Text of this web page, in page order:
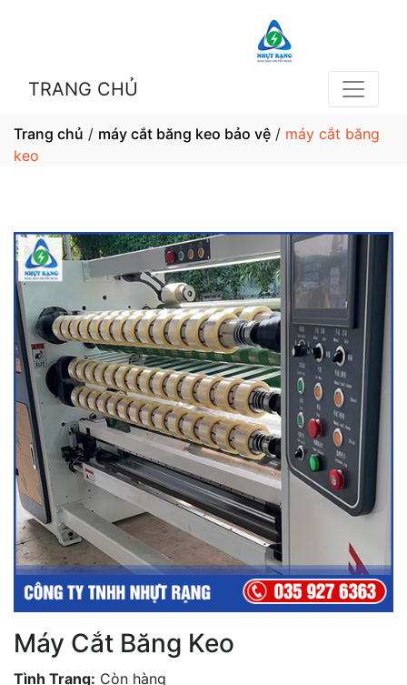
TRANG CHỦ
Trang chủ / máy cắt băng keo bảo vệ / máy cắt băng
keo
Máy Cắt Băng Keo
Tình Trạng: Còn hàng